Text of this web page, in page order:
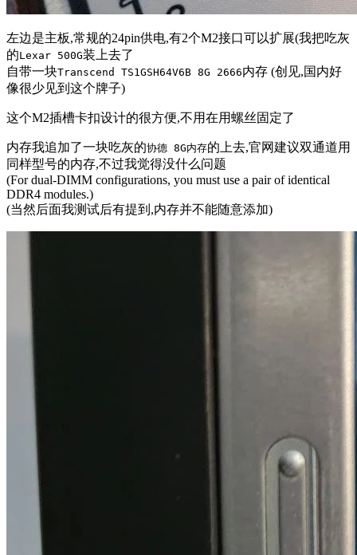
左边是主板,常规的24pin供电,有2个M2接口可以扩展(我把吃灰
的Lexar 500G装上去了
自带一块Transcend TS1GSH64V6B 8G 2666内存 (创见,国内好
像很少见到这个牌子)
这个M2插槽卡扣设计的很方便,不用在用螺丝固定了
内存我追加了一块吃灰的协德 8G内存的上去,官网建议双通道用
同样型号的内存,不过我觉得没什么问题
(For dual-DIMM configurations, you must use a pair of identical
DDR4 modules.)
(当然后面我测试后有提到,内存并不能随意添加)